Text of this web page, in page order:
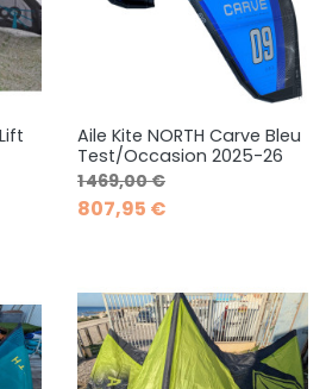
Aile Kite NORTH Carve Bleu
Test/Occasion 2025-26
Prix de base
1 469,00 €Prix
807,95 €